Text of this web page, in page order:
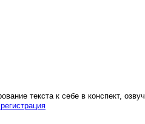
текста к себе в конспект,